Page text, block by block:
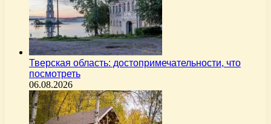
Тверская область: достопримечательности, что
посмотреть
06.08.2026